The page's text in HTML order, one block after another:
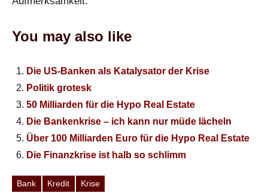
You may also like
Die US-Banken als Katalysator der Krise
Politik grotesk
50 Milliarden für die Hypo Real Estate
Die Bankenkrise – ich kann nur müde lächeln
Über 100 Milliarden Euro für die Hypo Real Estate
Die Finanzkrise ist halb so schlimm
Schlagwörter
Bank Kredit Krise